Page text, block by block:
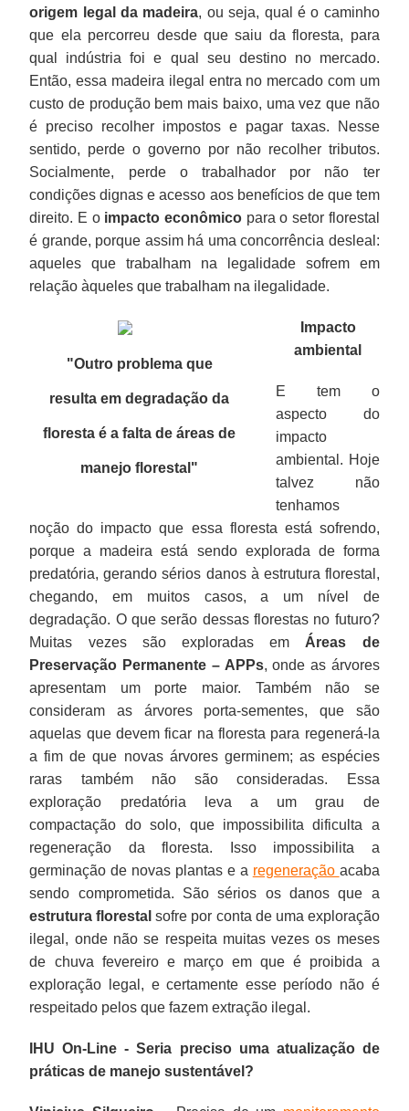
origem legal da madeira, ou seja, qual é o caminho
que ela percorreu desde que saiu da floresta, para
qual indústria foi e qual seu destino no mercado.
Então, essa madeira ilegal entra no mercado com um
custo de produção bem mais baixo, uma vez que não
é preciso recolher impostos e pagar taxas. Nesse
sentido, perde o governo por não recolher tributos.
Socialmente, perde o trabalhador por não ter
condições dignas e acesso aos benefícios de que tem
direito. E o impacto econômico para o setor florestal
é grande, porque assim há uma concorrência desleal:
aqueles que trabalham na legalidade sofrem em
relação àqueles que trabalham na ilegalidade.
"Outro problema que
resulta em degradação da
floresta é a falta de áreas de
manejo florestal"
Impacto
ambiental
E tem o
aspecto do
impacto
ambiental. Hoje
talvez não
tenhamos
noção do impacto que essa floresta está sofrendo,
porque a madeira está sendo explorada de forma
predatória, gerando sérios danos à estrutura florestal,
chegando, em muitos casos, a um nível de
degradação. O que serão dessas florestas no futuro?
Muitas vezes são exploradas em Áreas de
Preservação Permanente – APPs, onde as árvores
apresentam um porte maior. Também não se
consideram as árvores porta-sementes, que são
aquelas que devem ficar na floresta para regenerá-la
a fim de que novas árvores germinem; as espécies
raras também não são consideradas. Essa
exploração predatória leva a um grau de
compactação do solo, que impossibilita dificulta a
regeneração da floresta. Isso impossibilita a
germinação de novas plantas e a regeneração acaba
sendo comprometida. São sérios os danos que a
estrutura florestal sofre por conta de uma exploração
ilegal, onde não se respeita muitas vezes os meses
de chuva fevereiro e março em que é proibida a
exploração legal, e certamente esse período não é
respeitado pelos que fazem extração ilegal.
IHU On-Line - Seria preciso uma atualização de
práticas de manejo sustentável?